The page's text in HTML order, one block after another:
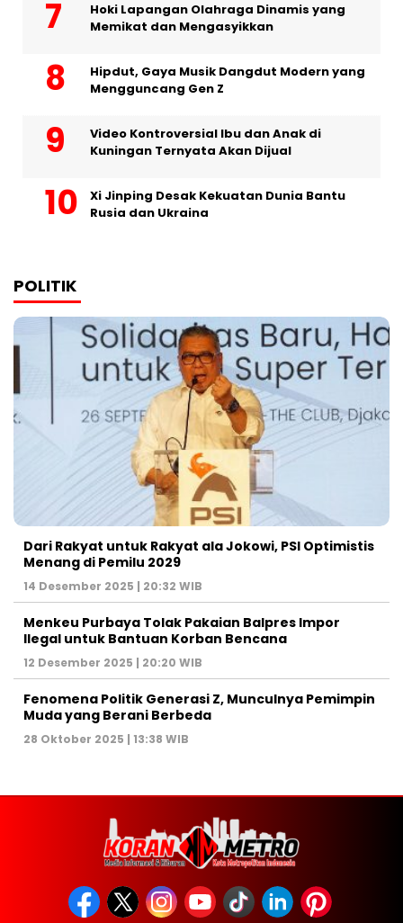
Hoki Lapangan Olahraga Dinamis yang
Memikat dan Mengasyikkan
Hipdut, Gaya Musik Dangdut Modern yang
Mengguncang Gen Z
Video Kontroversial Ibu dan Anak di
Kuningan Ternyata Akan Dijual
Xi Jinping Desak Kekuatan Dunia Bantu
Rusia dan Ukraina
POLITIK
Dari Rakyat untuk Rakyat ala Jokowi, PSI Optimistis
Menang di Pemilu 2029
14 Desember 2025 | 20:32 WIB
Menkeu Purbaya Tolak Pakaian Balpres Impor
Ilegal untuk Bantuan Korban Bencana
12 Desember 2025 | 20:20 WIB
Fenomena Politik Generasi Z, Munculnya Pemimpin
Muda yang Berani Berbeda
28 Oktober 2025 | 13:38 WIB